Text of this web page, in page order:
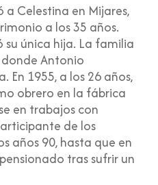
Celestina en Mijares,
a los 35 años.
su única hija. La familia
Antonio
. En 1955, a los 26 años,
obrero en la fábrica
en trabajos con
de los
años 90, hasta que en
tras sufrir un